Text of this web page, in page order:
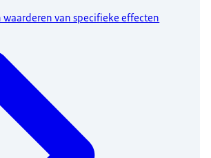
van specifieke effecten